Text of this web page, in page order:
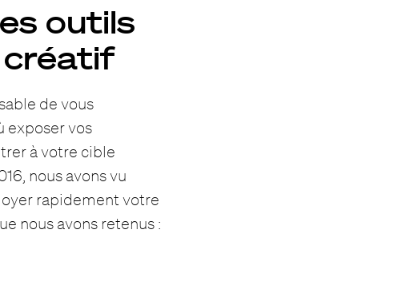
outils
créatif
de vous
exposer vos
à votre cible
nous avons vu
rapidement votre
nous avons retenus :